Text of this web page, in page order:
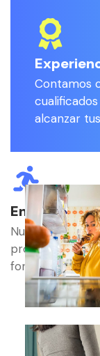
Contamos
alcanzar
Enfoque en
Nuestro
progreso. Te
forma efectiva